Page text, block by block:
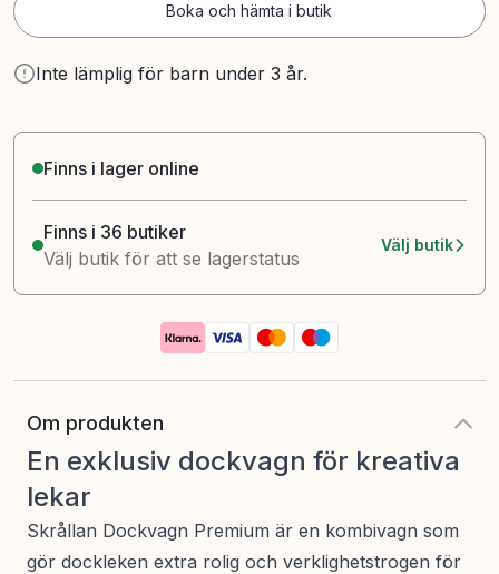
Boka och hämta i butik
Inte lämplig för barn under 3 år.
Finns i lager online
Finns i 36 butiker
Välj butik för att se lagerstatus
Välj butik
Om produkten
En exklusiv dockvagn för kreativa
lekar
Skrållan Dockvagn Premium är en kombivagn som
gör dockleken extra rolig och verklighetstrogen för